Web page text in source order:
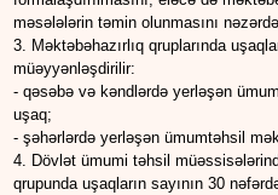
məsələlərin təmin olunmasını
3. Məktəbəhazırlıq qruplarında
müəyyənləşdirilir:
- qəsəbə və kəndlərdə yerləşən
uşaq;
- şəhərlərdə yerləşən ümumtəhsil
4. Dövlət ümumi təhsil
qrupunda uşaqların sayının 30